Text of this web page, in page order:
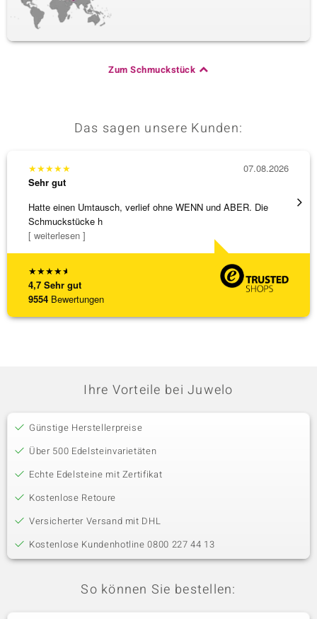
Zum Schmuckstück
Das sagen unsere Kunden:
★★★★★
4,7 Sehr gut
9554 Bewertungen
★★★★★
Sehr gut
Hatte einen Umtausch, verlief ohne WENN und ABER. Die
Schmuckstücke h
[ weiterlesen ]
07.08.2026
Eine
Ihre Vorteile bei Juwelo
Günstige Herstellerpreise
Über 500 Edelsteinvarietäten
Echte Edelsteine mit Zertifikat
Kostenlose Retoure
Versicherter Versand mit DHL
Kostenlose Kundenhotline 0800 227 44 13
So können Sie bestellen: